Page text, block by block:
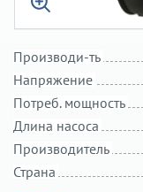
Производи-ть
Напряжение
Потреб. мощность
Длина насоса
Производитель
Страна